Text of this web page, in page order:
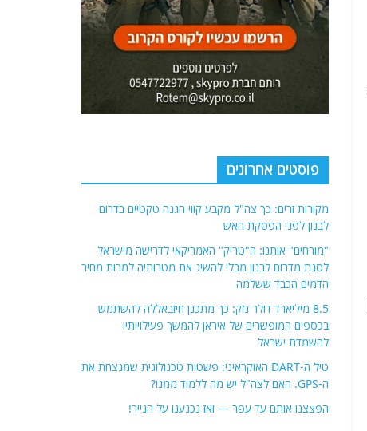
פוסטים אחרונים
מקורות זרים: כך צה"ל מקבע קווי הגנה טקטיים בדרום
לבנון לפני הפסקת האש
"מורחים" אותנו: ה"טריק" האמריקאי לדרישה מישראל
לסגת מדרום לבנון מבלי להשיג את מטרותיה למרות מחיר
הדמים הכבד ששלמה
8.5 מיליארד דולר נזק: כך מתכנן חיזבאללה להשתמש
בכספים המופשרים של איראן להמשך פעילויותיו
להשמדת ישראל
טיל ה-DART האוקראיני: פשטות טכנולוגית שמנצחת את
ה-GPS. האם לצה"ל יש מה ללמוד ממנו?
הפצצנו אותם עד עפר — ואז נכנענו על הנייר!